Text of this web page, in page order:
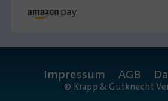
Impressum AGB
© Krapp & Gutknecht